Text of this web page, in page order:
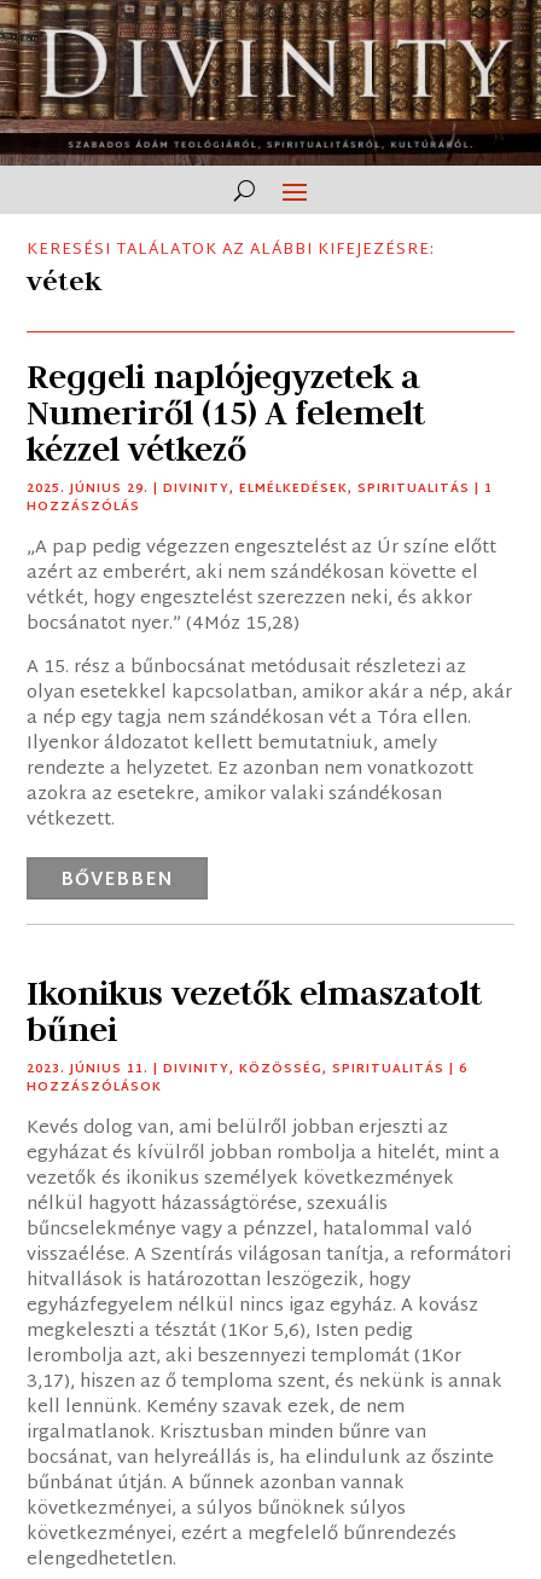
KERESÉSI TALÁLATOK AZ ALÁBBI KIFEJEZÉSRE:
vétek
Reggeli naplójegyzetek a
Numeriről (15) A felemelt
kézzel vétkező
2025. JÚNIUS 29. |DIVINITY,ELMÉLKEDÉSEK,SPIRITUALITÁS | 1
HOZZÁSZÓLÁS
„A pap pedig végezzen engesztelést az Úr színe előtt
azért az emberért, aki nem szándékosan követte el
vétkét, hogy engesztelést szerezzen neki, és akkor
bocsánatot nyer.” (4Móz 15,28)
A 15. rész a bűnbocsánat metódusait részletezi az
olyan esetekkel kapcsolatban, amikor akár a nép, akár
a nép egy tagja nem szándékosan vét a Tóra ellen.
Ilyenkor áldozatot kellett bemutatniuk, amely
rendezte a helyzetet. Ez azonban nem vonatkozott
azokra az esetekre, amikor valaki szándékosan
vétkezett.
BŐVEBBEN
Ikonikus vezetők elmaszatolt
bűnei
2023. JÚNIUS 11. |DIVINITY,KÖZÖSSÉG,SPIRITUALITÁS | 6
HOZZÁSZÓLÁSOK
Kevés dolog van, ami belülről jobban erjeszti az
egyházat és kívülről jobban rombolja a hitelét, mint a
vezetők és ikonikus személyek következmények
nélkül hagyott házasságtörése, szexuális
bűncselekménye vagy a pénzzel, hatalommal való
visszaélése. A Szentírás világosan tanítja, a reformátori
hitvallások is határozottan leszögezik, hogy
egyházfegyelem nélkül nincs igaz egyház. A kovász
megkeleszti a tésztát (1Kor 5,6), Isten pedig
lerombolja azt, aki beszennyezi templomát (1Kor
3,17), hiszen az ő temploma szent, és nekünk is annak
kell lennünk. Kemény szavak ezek, de nem
irgalmatlanok. Krisztusban minden bűnre van
bocsánat, van helyreállás is, ha elindulunk az őszinte
bűnbánat útján. A bűnnek azonban vannak
következményei, a súlyos bűnöknek súlyos
következményei, ezért a megfelelő bűnrendezés
elengedhetetlen.